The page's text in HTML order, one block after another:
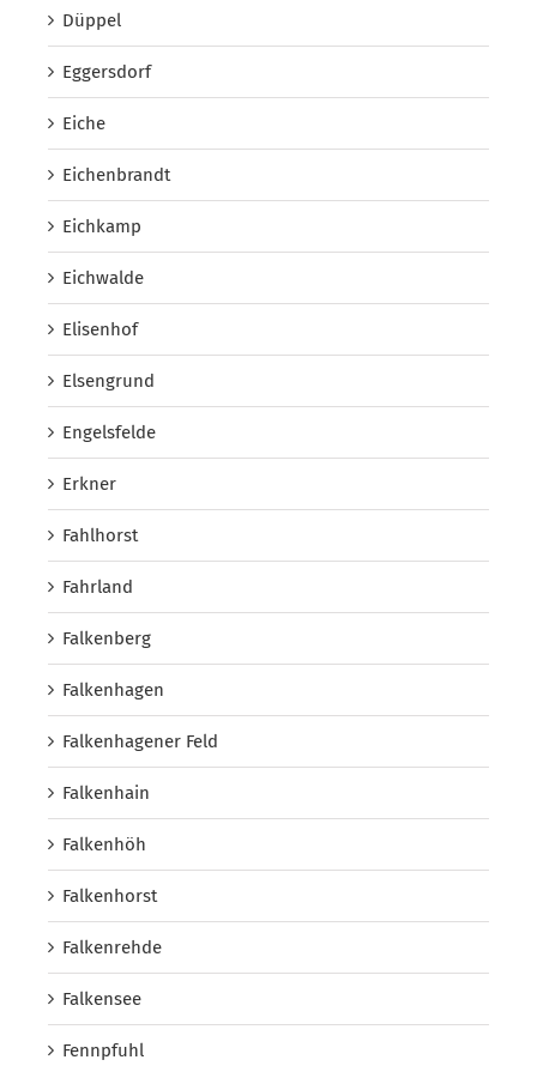
Düppel
Eggersdorf
Eiche
Eichenbrandt
Eichkamp
Eichwalde
Elisenhof
Elsengrund
Engelsfelde
Erkner
Fahlhorst
Fahrland
Falkenberg
Falkenhagen
Falkenhagener Feld
Falkenhain
Falkenhöh
Falkenhorst
Falkenrehde
Falkensee
Fennpfuhl